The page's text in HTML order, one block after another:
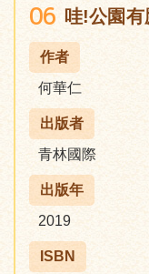
06 哇!公園有
作者
何華仁
出版者
青林國際
出版年
2019
ISBN